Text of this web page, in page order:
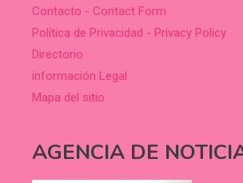
Contacto - Contact Form
Política de Privacidad - Privacy Policy
Directorio
información Legal
Mapa del sitio
AGENCIA DE